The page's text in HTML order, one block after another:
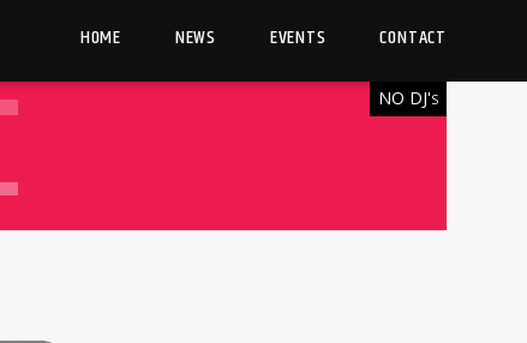
HOME NEWS EVENTS CONTACT
NO DJ'S